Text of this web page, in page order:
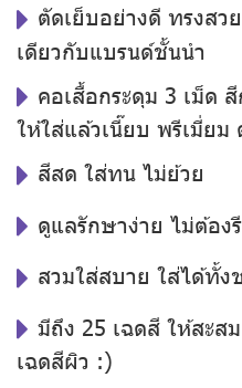
ตัดเย็บอย่างดี ทรงสว
เดียวกับแบรนด์ชั้นนำ
คอเสื้อกระดุม 3 เม็ด
ให้ใส่แล้วเนี๊ยบ พรีเมี่ยม
สีสด ใส่ทน ไม่ย้วย
ดูแลรักษาง่าย ไม่ต้อง
สวมใส่สบาย ใส่ได้ทั้
มีถึง 25 เฉดสี ให้สะส
เฉดสีผิว :)